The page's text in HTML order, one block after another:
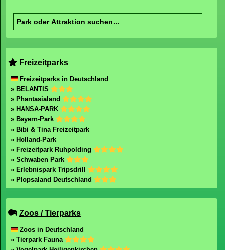
Freizeitparks
Freizeitparks in Deutschland
» BELANTIS
» Phantasialand
» HANSA-PARK
» Bayern-Park
» Bibi & Tina Freizeitpark
» Holland-Park
» Freizeitpark Ruhpolding
» Schwaben Park
» Erlebnispark Tripsdrill
» Plopsaland Deutschland
Zoos / Tierparks
Zoos in Deutschland
» Tierpark Fauna